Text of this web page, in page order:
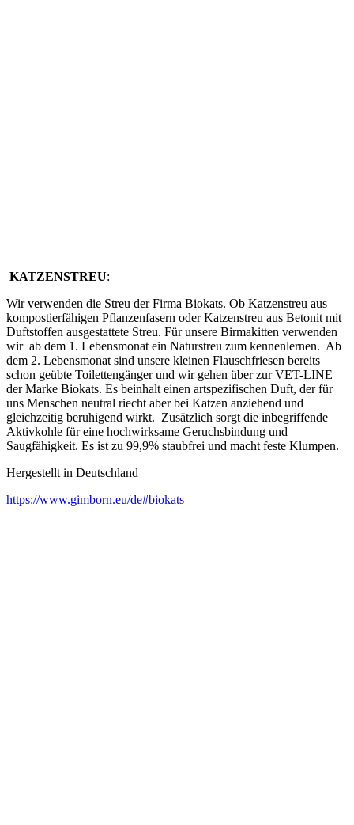
KATZENSTREU:
Wir verwenden die Streu der Firma Biokats. Ob Katzenstreu aus
kompostierfähigen Pflanzenfasern oder Katzenstreu aus Betonit mit
Duftstoffen ausgestattete Streu. Für unsere Birmakitten verwenden
wir ab dem 1. Lebensmonat ein Naturstreu zum kennenlernen. Ab
dem 2. Lebensmonat sind unsere kleinen Flauschfriesen bereits
schon geübte Toilettengänger und wir gehen über zur VET-LINE
der Marke Biokats. Es beinhalt einen artspezifischen Duft, der für
uns Menschen neutral riecht aber bei Katzen anziehend und
gleichzeitig beruhigend wirkt. Zusätzlich sorgt die inbegriffende
Aktivkohle für eine hochwirksame Geruchsbindung und
Saugfähigkeit. Es ist zu 99,9% staubfrei und macht feste Klumpen.
Hergestellt in Deutschland
https://www.gimborn.eu/de#biokats